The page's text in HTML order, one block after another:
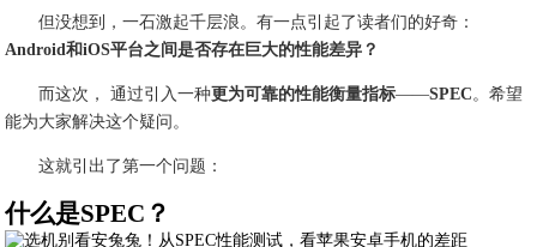
但没想到，一石激起千层浪。有一点引起了读者们的好奇：
Android和iOS平台之间是否存在巨大的性能差异？
而这次， 通过引入一种更为可靠的性能衡量指标——SPEC。希望
能为大家解决这个疑问。
这就引出了第一个问题：
什么是SPEC？